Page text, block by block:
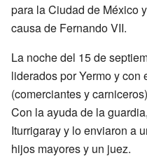
para la Ciudad de México
causa de Fernando VII.
La noche del 15 de
liderados por Yermo y
(comerciantes y
Con la ayuda de la
Iturrigaray y lo enviaron a
hijos mayores y un juez.